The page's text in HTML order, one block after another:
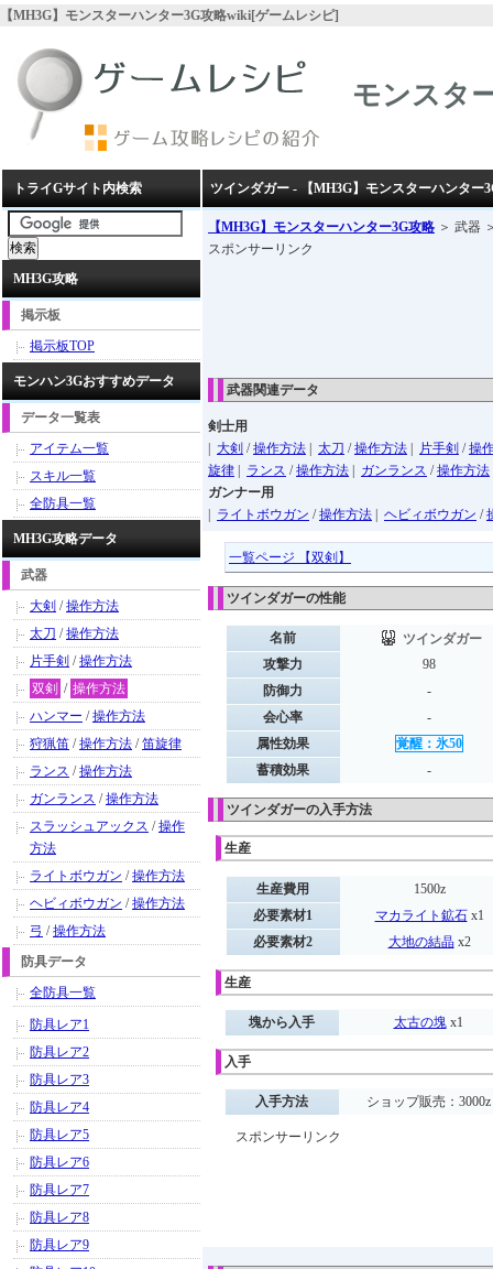
【MH3G】モンスターハンター3G攻略wiki[ゲームレシピ]
モンスタ
ツインダガー - 【MH3G】モンスターハンター
【MH3G】モンスターハンター3G攻略 ＞ 武器
スポンサーリンク
武器関連データ
剣士用
大剣 /操作方法 太刀 /操作方法 片手剣 /操
旋律
ランス /操作方法 ガンランス /操作方法
ガンナー用
ライトボウガン /操作方法 ヘビィボウガン /
一覧ページ 【双剣】
ツインダガーの性能
名前
ツインダガー
攻撃力
98
防御力
-
会心率
-
属性効果
覚醒：氷50
蓄積効果
-
ツインダガーの入手方法
生産
生産費用
1500z
必要素材1
マカライト鉱石x1
必要素材2
大地の結晶x2
生産
塊から入手 太古の塊x1
入手
入手方法 ショップ販売：3000z
スポンサーリンク
トライGサイト内検索
MH3G攻略
掲示板
掲示板TOP
モンハン3Gおすすめデータ
データ一覧表
アイテム一覧
スキル一覧
全防具一覧
MH3G攻略データ
武器
大剣 /操作方法
太刀 /操作方法
片手剣 /操作方法
双剣 / 操作方法
ハンマー /操作方法
狩猟笛 /操作方法 /笛旋律
ランス /操作方法
ガンランス /操作方法
スラッシュアックス /操作
方法
ライトボウガン /操作方法
ヘビィボウガン /操作方法
弓 /操作方法
防具データ
全防具一覧
防具レア1
防具レア2
防具レア3
防具レア4
防具レア5
防具レア6
防具レア7
防具レア8
防具レア9